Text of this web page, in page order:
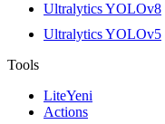
Ultralytics YOLOv8
Ultralytics YOLOv5
Tools
LiteYeni
Actions